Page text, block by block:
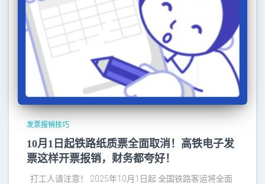
发票报销技巧
10月1日起铁路纸质票全面取消！高铁电子发
票这样开票报销，财务都夸好！
打工人请注意！ 2025年10月1日起 全国铁路客运将全面